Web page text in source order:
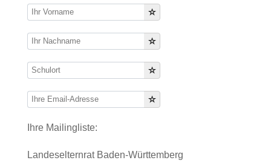
Ihre Mailingliste:
Landeselternrat Baden-Württemberg